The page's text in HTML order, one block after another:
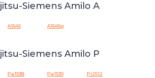
Siemens Amilo A
A1645 A1645g
Siemens Amilo P
Pa1538 Pa1539 Pi2512